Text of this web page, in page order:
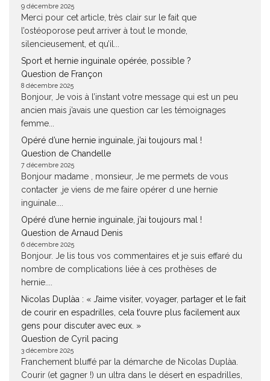
9 décembre 2025
Merci pour cet article, très clair sur le fait que
l’ostéoporose peut arriver à tout le monde,
silencieusement, et qu’il...
Sport et hernie inguinale opérée, possible ?
Question de Françon
8 décembre 2025
Bonjour, Je vois à l’instant votre message qui est un peu
ancien mais j’avais une question car les témoignages
femme...
Opéré d’une hernie inguinale, j’ai toujours mal !
Question de Chandelle
7 décembre 2025
Bonjour madame , monsieur, Je me permets de vous
contacter ,je viens de me faire opérer d une hernie
inguinale....
Opéré d’une hernie inguinale, j’ai toujours mal !
Question de Arnaud Denis
6 décembre 2025
Bonjour. Je lis tous vos commentaires et je suis effaré du
nombre de complications liée à ces prothèses de
hernie....
Nicolas Duplàa : « J’aime visiter, voyager, partager et le fait
de courir en espadrilles, cela t’ouvre plus facilement aux
gens pour discuter avec eux. »
Question de Cyril pacing
3 décembre 2025
Franchement bluffé par la démarche de Nicolas Duplàa.
Courir (et gagner !) un ultra dans le désert en espadrilles,